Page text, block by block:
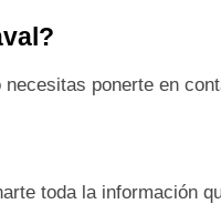
ponerte en
toda la información